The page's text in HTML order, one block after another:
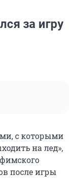
за игру
с которыми
на лед»,
после игры